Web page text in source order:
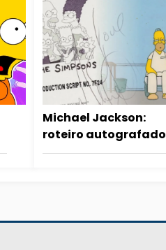
Michael Jackson:
roteiro autografado
de The Simpsons é